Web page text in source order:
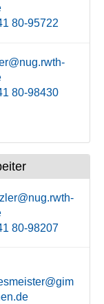
80-95722
80-98430
80-98207